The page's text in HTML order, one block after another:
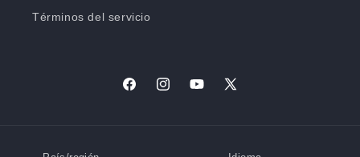
Términos del servicio
FacebookInstagramYouTube
X